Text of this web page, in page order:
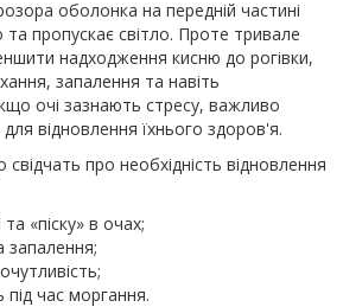
оболонка на передній частині
пропускає світло. Проте тривале
надходження кисню до рогівки,
запалення та навіть
очі зазнають стресу, важливо
відновлення їхнього здоров'я.
про необхідність відновлення
та «піску» в очах;
запалення;
під час моргання.